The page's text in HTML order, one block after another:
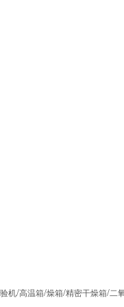
机/高温箱/燥箱/精密干燥箱/二